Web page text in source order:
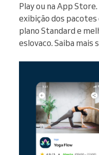
Play ou na App
exibição dos
plano Standard e
eslovaco. Saiba mais